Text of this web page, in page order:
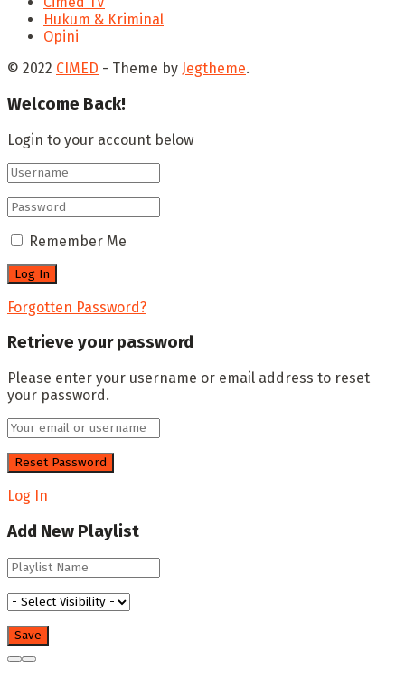
Hukum & Kriminal
Opini
© 2022 CIMED - Theme by Jegtheme.
Welcome Back!
Login to your account below
Remember Me
Forgotten Password?
Retrieve your password
Please enter your username or email address to reset
your password.
Log In
Add New Playlist